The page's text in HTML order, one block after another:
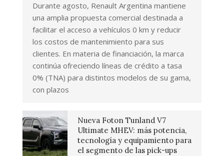
Durante agosto, Renault Argentina mantiene
una amplia propuesta comercial destinada a
facilitar el acceso a vehículos 0 km y reducir
los costos de mantenimiento para sus
clientes. En materia de financiación, la marca
continúa ofreciendo líneas de crédito a tasa
0% (TNA) para distintos modelos de su gama,
con plazos
Nueva Foton Tunland V7
Ultimate MHEV: más potencia,
tecnología y equipamiento para
el segmento de las pick-ups